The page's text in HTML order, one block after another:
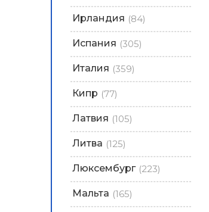
Ирландия (84)
Испания (305)
Италия (359)
Кипр (77)
Латвия (105)
Литва (125)
Люксембург (223)
Мальта (165)